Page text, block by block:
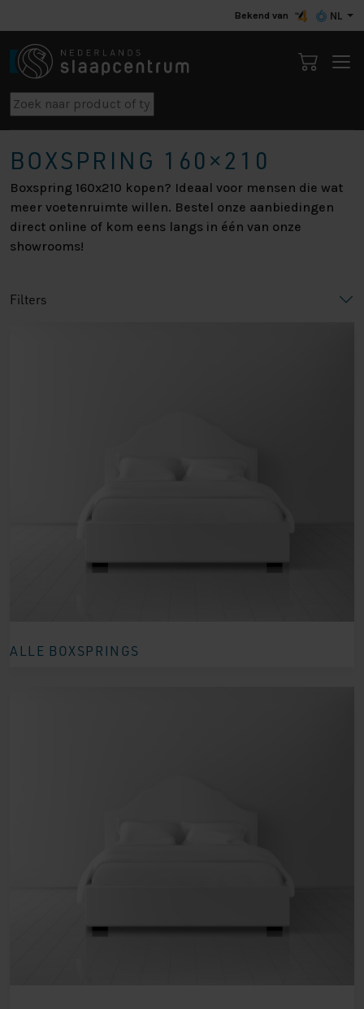
Bekend van NL
BOXSPRING 160×210
Boxspring 160x210 kopen? Ideaal voor mensen die wat
meer voetenruimte willen. Bestel onze aanbiedingen
direct online of kom eens langs in één van onze
showrooms!
Filters
ALLE BOXSPRINGS